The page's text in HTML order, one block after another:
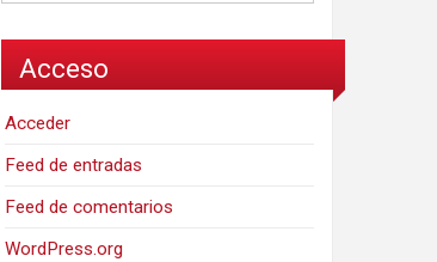
Acceso
Acceder
Feed de entradas
Feed de comentarios
WordPress.org